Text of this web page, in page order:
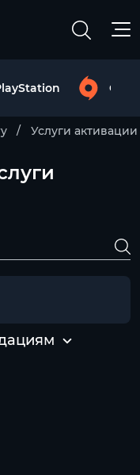
Услуги активации